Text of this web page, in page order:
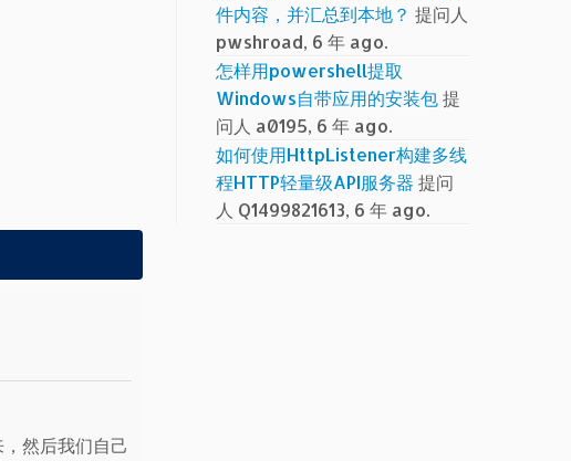
然后我们自己
件内容，并汇总到本地？ 提问人
pwshroad, 6 年 ago.
怎样用powershell提取
Windows自带应用的安装包提
问人 a0195, 6 年 ago.
如何使用HttpListener构建多线
程HTTP轻量级API服务器 提问
人 Q1499821613, 6 年 ago.